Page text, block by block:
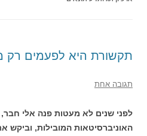
תקשורת היא לפעמים רק
תגובה אחת
לפני שנים לא מעטות פנה אלי
האוניברסיטאות המובילות, וביקש